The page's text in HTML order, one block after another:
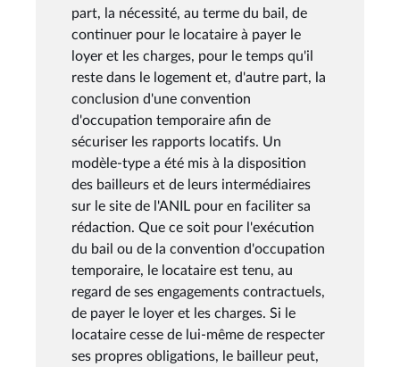
part, la nécessité, au terme du bail, de
continuer pour le locataire à payer le
loyer et les charges, pour le temps qu'il
reste dans le logement et, d'autre part, la
conclusion d'une convention
d'occupation temporaire afin de
sécuriser les rapports locatifs. Un
modèle-type a été mis à la disposition
des bailleurs et de leurs intermédiaires
sur le site de l'ANIL pour en faciliter sa
rédaction. Que ce soit pour l'exécution
du bail ou de la convention d'occupation
temporaire, le locataire est tenu, au
regard de ses engagements contractuels,
de payer le loyer et les charges. Si le
locataire cesse de lui-même de respecter
ses propres obligations, le bailleur peut,